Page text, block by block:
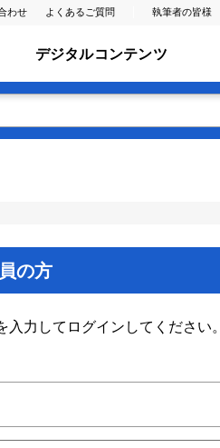
わせ よくあるご質問 執筆者の皆様
デジタルコンテンツ
の方
入力してログインしてください。